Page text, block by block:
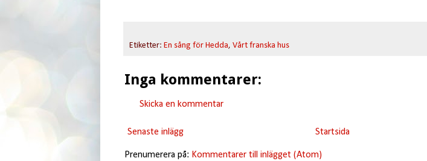
Etiketter: En sång för Hedda, Vårt franska hus
Inga kommentarer:
Skicka en kommentar
Senaste inlägg Startsida
Prenumerera på: Kommentarer till inlägget (Atom)